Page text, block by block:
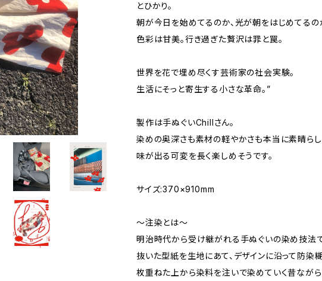
とひかり。
朝が今日を始めてるのか、光が朝をはじめてるの
色彩は甘美。行き過ぎた贅沢は罪と罠。
世界を花で埋め尽くす芸術家の社会実験。
生活にそっと寄生する小さな革命。”
製作は手ぬぐいChillさん。
染めの奥深さも素材の軽やかさも本当に素晴らし
味が出る可変を長く楽しめそうです。
サイズ:370×910mm
〜注染とは〜
明治時代から受け継がれる手ぬぐいの染め技法で
抜いた型紙を生地にあて、デザインに沿って防染
枚重ねた上から染料を注いで染めていく昔なが